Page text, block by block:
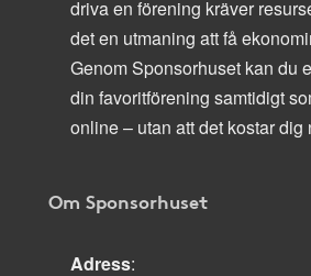
driva en förening kräver
det en utmaning att få
Genom Sponsorhuset kan du
din favoritförening samtidigt
online – utan att det kostar dig
Om Sponsorhuset
Adress: